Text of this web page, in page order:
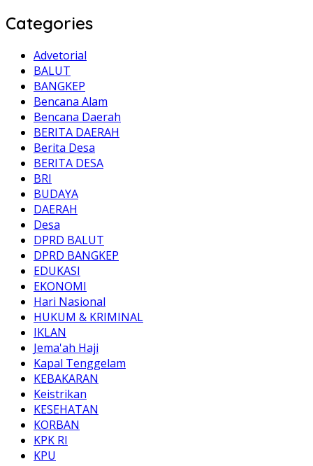
Categories
Advetorial
BALUT
BANGKEP
Bencana Alam
Bencana Daerah
BERITA DAERAH
Berita Desa
BERITA DESA
BRI
BUDAYA
DAERAH
Desa
DPRD BALUT
DPRD BANGKEP
EDUKASI
EKONOMI
Hari Nasional
HUKUM & KRIMINAL
IKLAN
Jema'ah Haji
Kapal Tenggelam
KEBAKARAN
Keistrikan
KESEHATAN
KORBAN
KPK RI
KPU